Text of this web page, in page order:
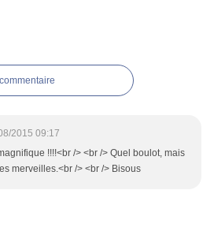
2015 09:17
!!!!<br /> <br /> Quel boulot, mais
merveilles.<br /> <br /> Bisous